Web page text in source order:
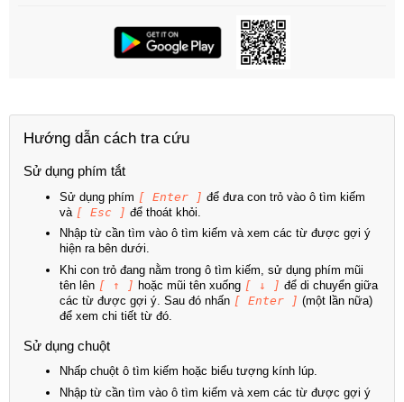
Hướng dẫn cách tra cứu
Sử dụng phím tắt
Sử dụng phím [ Enter ] để đưa con trỏ vào ô tìm kiếm
và [ Esc ] để thoát khỏi.
Nhập từ cần tìm vào ô tìm kiếm và xem các từ được gợi ý
hiện ra bên dưới.
Khi con trỏ đang nằm trong ô tìm kiếm, sử dụng phím mũi
tên lên [ ↑ ] hoặc mũi tên xuống [ ↓ ] để di chuyển giữa
các từ được gợi ý. Sau đó nhấn [ Enter ] (một lần nữa)
để xem chi tiết từ đó.
Sử dụng chuột
Nhấp chuột ô tìm kiếm hoặc biểu tượng kính lúp.
Nhập từ cần tìm vào ô tìm kiếm và xem các từ được gợi ý